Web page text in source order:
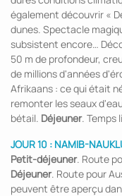
également découvrir «
dunes. Spectacle
subsistent encore…
50 m de profondeur,
de millions d'années
Afrikaans : ce qui était
remonter les seaux
bétail. Déjeuner. Temps
JOUR 10 : NAMIB-
Petit-déjeuner. Route
Déjeuner. Route pour
peuvent être aperçu